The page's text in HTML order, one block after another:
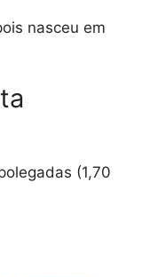
nasceu em
(1,70